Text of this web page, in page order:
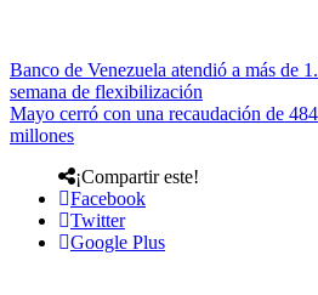
Banco de Venezuela atendió a más de
semana de flexibilización
Mayo cerró con una recaudación de
millones
¡Compartir este!
Facebook
Twitter
Google Plus